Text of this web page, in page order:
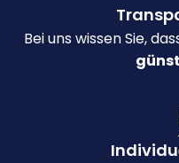
Bei uns wissen Sie,